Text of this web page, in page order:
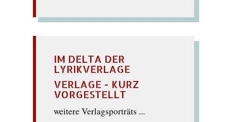
IM DELTA DER
LYRIKVERLAGE
VERLAGE - KURZ
VORGESTELLT
weitere Verlagsporträts ...